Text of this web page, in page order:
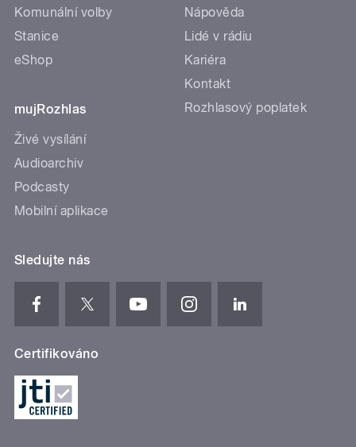
Komunální volby
Stanice
eShop
mujRozhlas
Živé vysílání
Audioarchiv
Podcasty
Mobilní aplikace
Nápověda
Lidé v rádiu
Kariéra
Kontakt
Rozhlasový poplatek
Sledujte nás
Certifikováno